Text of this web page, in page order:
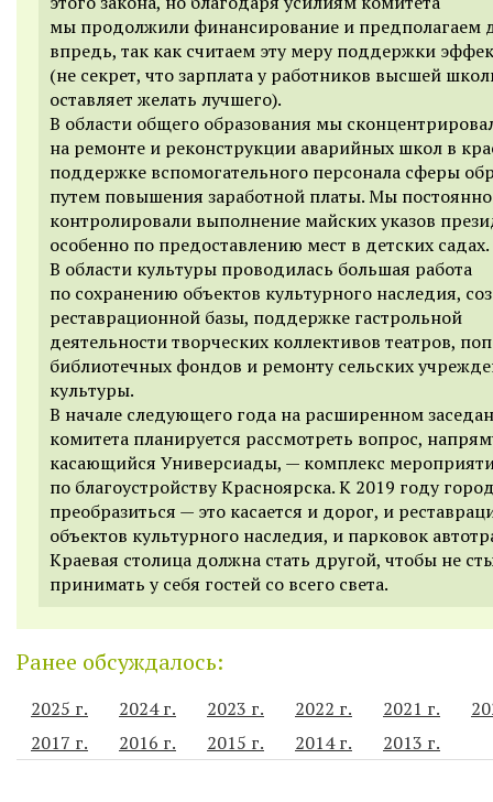
мы продолжили финансирование и предполагаем
впредь, так как считаем эту меру поддержки
(не секрет, что зарплата у работников высшей
оставляет желать лучшего).
В области общего образования мы
на ремонте и реконструкции аварийных школ в
поддержке вспомогательного персонала сферы
путем повышения заработной платы. Мы постоянно
контролировали выполнение майских указов
особенно по предоставлению мест в детских садах.
В области культуры проводилась большая работа
по сохранению объектов культурного наследия,
реставрационной базы, поддержке гастрольной
деятельности творческих коллективов театров,
библиотечных фондов и ремонту сельских
культуры.
В начале следующего года на расширенном
комитета планируется рассмотреть вопрос,
касающийся Универсиады, — комплекс
по благоустройству Красноярска. К 2019 году
преобразиться — это касается и дорог, и
объектов культурного наследия, и парковок
Краевая столица должна стать другой, чтобы не
принимать у себя гостей со всего света.
Ранее обсуждалось:
2025 г. 2024 г. 2023 г. 2022 г. 2021 г.
2017 г.
2016 г. 2015 г. 2014 г. 2013 г.